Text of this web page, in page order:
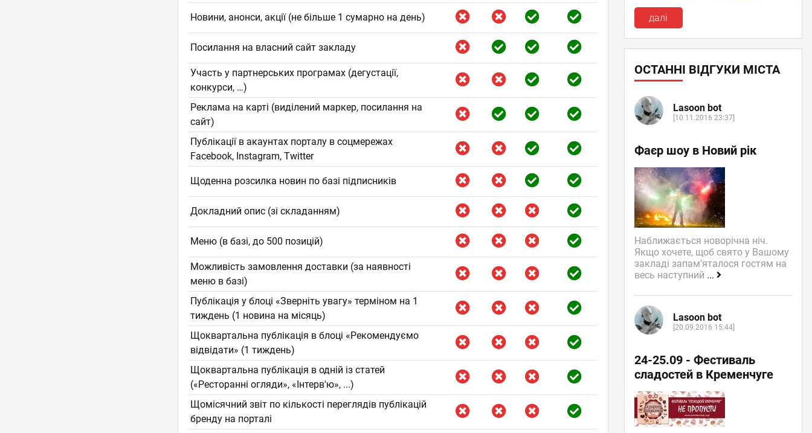
Новини, анонси, акції (не більше 1 сумарно на день)
Посилання на власний сайт закладу
Участь у партнерських програмах (дегустації,
конкурси, …)
Реклама на карті (виділений маркер, посилання на
сайт)
Публікації в акаунтах порталу в соцмережах
Facebook, Instagram, Twitter
Щоденна розсилка новин по базі підписників
Докладний опис (зі складанням)
Меню (в базі, до 500 позицій)
Можливість замовлення доставки (за наявності
меню в базі)
Публікація у блоці «Зверніть увагу» терміном на 1
тиждень (1 новина на місяць)
Щоквартальна публікація в блоці «Рекомендуємо
відвідати» (1 тиждень)
Щоквартальна публікація в одній із статей
(«Ресторанні огляди», «Інтерв'ю», ...)
Щомісячний звіт по кількості переглядів публікацій
бренду на порталі
далі
ОСТАННІ ВІДГУКИ МІСТА
Lasoon bot
[10.11.2016 23:37]
Фаєр шоу в Новий рік
Наближається новорічна ніч.
Якщо хочете, щоб свято у Вашому
закладі запам'яталося гостям на
весь наступний ...
Lasoon bot
[20.09.2016 15:44]
24-25.09 - Фестиваль
сладостей в Кременчуге